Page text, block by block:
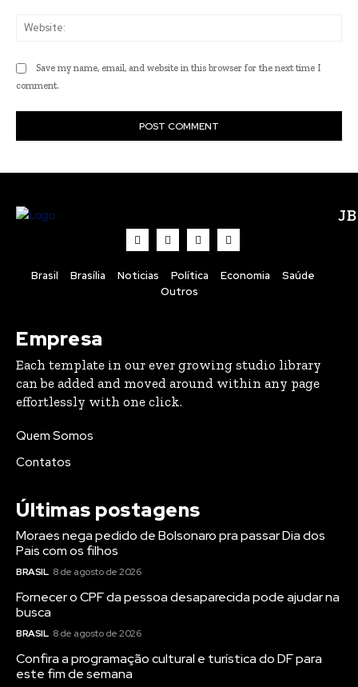
Save my name, email, and website in this browser for the next time I
comment.
Brasil Brasília Noticias Política Economia
Saúde
Outros
Empresa
Each template in our ever growing studio library
can be added and moved around within any page
effortlessly with one click.
Quem Somos
Contatos
Últimas postagens
Moraes nega pedido de Bolsonaro pra passar Dia dos
Pais com os filhos
BRASIL 8 de agosto de 2026
Fornecer o CPF da pessoa desaparecida pode ajudar na
busca
BRASIL 8 de agosto de 2026
Confira a programação cultural e turística do DF para
este fim de semana